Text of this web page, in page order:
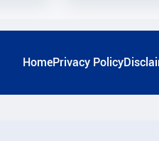
HomePrivacy Policy